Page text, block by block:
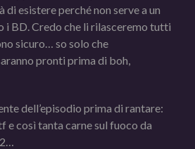
esistere perché non serve a un
i BD. Credo che li rilasceremo tutti
sicuro… so solo che
pronti prima di boh,
dell’episodio prima di rantare:
e così tanta carne sul fuoco da